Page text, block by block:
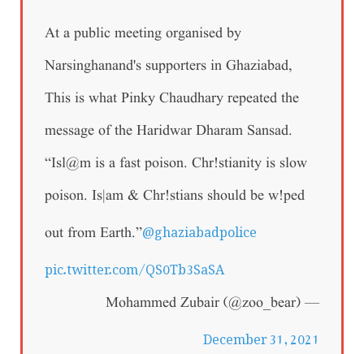
At a public meeting organised by
Narsinghanand's supporters in Ghaziabad,
This is what Pinky Chaudhary repeated the
message of the Haridwar Dharam Sansad.
“Isl@m is a fast poison. Chr!stianity is slow
poison. Is|am & Chr!stians should be w!ped
out from Earth.”@ghaziabadpolice
pic.twitter.com/QS0Tb3SaSA
— Mohammed Zubair (@zoo_bear)
December 31, 2021